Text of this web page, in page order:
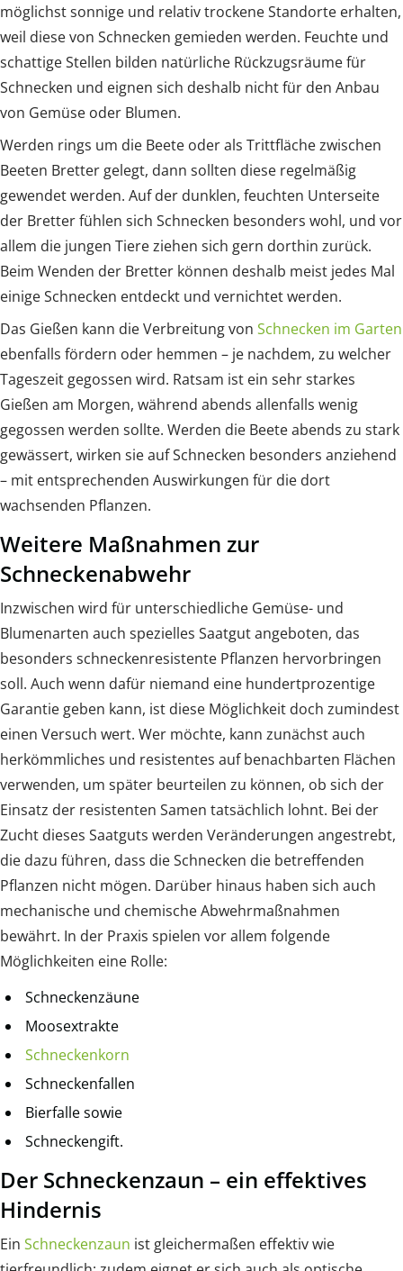
möglichst sonnige und relativ trockene Standorte erhalten,
weil diese von Schnecken gemieden werden. Feuchte und
schattige Stellen bilden natürliche Rückzugsräume für
Schnecken und eignen sich deshalb nicht für den Anbau
von Gemüse oder Blumen.
Werden rings um die Beete oder als Trittfläche zwischen
Beeten Bretter gelegt, dann sollten diese regelmäßig
gewendet werden. Auf der dunklen, feuchten Unterseite
der Bretter fühlen sich Schnecken besonders wohl, und vor
allem die jungen Tiere ziehen sich gern dorthin zurück.
Beim Wenden der Bretter können deshalb meist jedes Mal
einige Schnecken entdeckt und vernichtet werden.
Das Gießen kann die Verbreitung von Schnecken im Garten
ebenfalls fördern oder hemmen – je nachdem, zu welcher
Tageszeit gegossen wird. Ratsam ist ein sehr starkes
Gießen am Morgen, während abends allenfalls wenig
gegossen werden sollte. Werden die Beete abends zu stark
gewässert, wirken sie auf Schnecken besonders anziehend
– mit entsprechenden Auswirkungen für die dort
wachsenden Pflanzen.
Weitere Maßnahmen zur
Schneckenabwehr
Inzwischen wird für unterschiedliche Gemüse- und
Blumenarten auch spezielles Saatgut angeboten, das
besonders schneckenresistente Pflanzen hervorbringen
soll. Auch wenn dafür niemand eine hundertprozentige
Garantie geben kann, ist diese Möglichkeit doch zumindest
einen Versuch wert. Wer möchte, kann zunächst auch
herkömmliches und resistentes auf benachbarten Flächen
verwenden, um später beurteilen zu können, ob sich der
Einsatz der resistenten Samen tatsächlich lohnt. Bei der
Zucht dieses Saatguts werden Veränderungen angestrebt,
die dazu führen, dass die Schnecken die betreffenden
Pflanzen nicht mögen. Darüber hinaus haben sich auch
mechanische und chemische Abwehrmaßnahmen
bewährt. In der Praxis spielen vor allem folgende
Möglichkeiten eine Rolle:
Schneckenzäune
Moosextrakte
Schneckenkorn
Schneckenfallen
Bierfalle sowie
Schneckengift.
Der Schneckenzaun – ein effektives
Hindernis
Ein Schneckenzaun ist gleichermaßen effektiv wie